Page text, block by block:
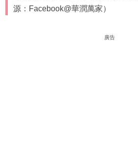
源：Facebook@華潤萬家）
廣告